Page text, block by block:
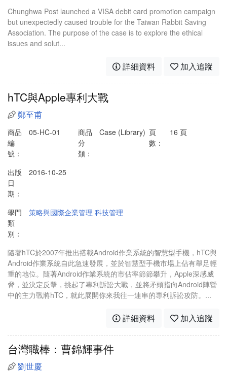
Chunghwa Post launched a VISA debit card promotion campaign
but unexpectedly caused trouble for the Taiwan Rabbit Saving
Association. The purpose of the case is to explore the ethical
issues and solut...
詳細資料 加入追蹤
hTC與Apple專利大戰
鄭至甫
商品
編
號：
05-HC-01
商品
分
類：
Case (Library) 頁
數：
16 頁
出版
日
期：
2016-10-25
學門
類
別：
策略與國際企業管理 科技管理
隨著hTC於2007年推出搭載Android作業系統的智慧型手機，hTC與
Android作業系統自此急速發展，並於智慧型手機市場上佔有舉足輕
重的地位。隨著Android作業系統的市佔率節節攀升，Apple深感威
脅，並決定反擊，挑起了專利訴訟大戰，並將矛頭指向Android陣營
中的主力戰將hTC，就此展開你來我往一連串的專利訴訟攻防。...
詳細資料 加入追蹤
台灣職棒：曹錦輝事件
劉世慶